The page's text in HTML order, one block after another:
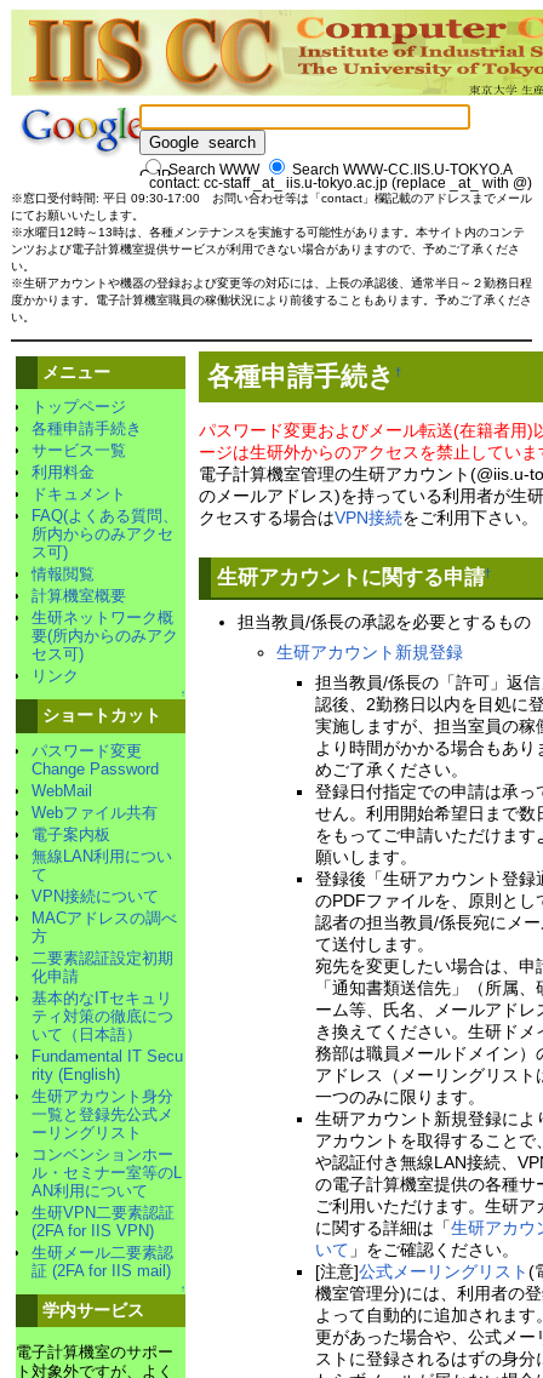
Search WWW Search WWW-CC.IIS.U-TOKYO.A
C.JP
contact: cc-staff _at_ iis.u-tokyo.ac.jp(replace _at_ with @)
※窓口受付時間: 平日 09:30-17:00 お問い合わせ等は「contact」欄記載のアドレスまでメール
にてお願いいたします。
※水曜日12時～13時は、各種メンテナンスを実施する可能性があります。本サイト内のコンテ
ンツおよび電子計算機室提供サービスが利用できない場合がありますので、予めご了承くださ
い。
※生研アカウントや機器の登録および変更等の対応には、上長の承認後、通常半日～２勤務日程
度かかります。電子計算機室職員の稼働状況により前後することもあります。予めご了承くださ
い。
各種申請手続き †
パスワード変更およびメール転送(在籍者用)
ージは生研外からのアクセスを禁止していま
電子計算機室管理の生研アカウント(@iis.u-
のメールアドレス)を持っている利用者が生
クセスする場合はVPN接続をご利用下さい。
生研アカウントに関する申請†
担当教員/係長の承認を必要とするもの
生研アカウント新規登録
担当教員/係長の「許可」返
認後、2勤務日以内を目処に
実施しますが、担当室員の稼
より時間がかかる場合もあり
めご了承ください。
登録日付指定での申請は承っ
せん。利用開始希望日まで数
をもってご申請いただけます
願いします。
登録後「生研アカウント登録
のPDFファイルを、原則とし
認者の担当教員/係長宛にメ
て送付します。
宛先を変更したい場合は、申
「通知書類送信先」（所属、
ーム等、氏名、メールアドレ
き換えてください。生研ドメ
務部は職員メールドメイン）
アドレス（メーリングリスト
一つのみに限ります。
生研アカウント新規登録によ
アカウントを取得することで
や認証付き無線LAN接続、
の電子計算機室提供の各種サ
ご利用いただけます。生研ア
に関する詳細は「生研アカウ
いて 」をご確認ください。
[注意]公式メーリングリスト(
機室管理分)には、利用者の
よって自動的に追加されます
更があった場合や、公式メー
ストに登録されるはずの身分
メニュー
トップページ
各種申請手続き
サービス一覧
利用料金
ドキュメント
FAQ(よくある質問、
所内からのみアクセ
ス可)
情報閲覧
計算機室概要
生研ネットワーク概
要(所内からのみアク
セス可)
リンク
↑
ショートカット
パスワード変更
Change Password
WebMail
Webファイル共有
電子案内板
無線LAN利用につい
て
VPN接続について
MACアドレスの調べ
方
二要素認証設定初期
化申請
基本的なITセキュリ
ティ対策の徹底につ
いて（日本語）
Fundamental IT Secu
rity (English)
生研アカウント身分
一覧と登録先公式メ
ーリングリスト
コンベンションホー
ル・セミナー室等のL
AN利用について
生研VPN二要素認証
(2FA for IIS VPN)
生研メール二要素認
証 (2FA for IIS mail)
↑
学内サービス
電子計算機室のサポー
ト対象外ですが、よく